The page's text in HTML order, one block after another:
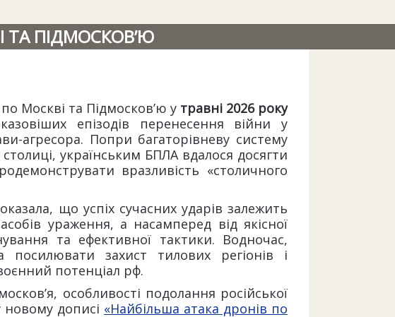
ТА ПІДМОСКОВ’Ю
Москві та Підмосков’ю у травні 2026 року
епізодів перенесення війни у
агресора. Попри багаторівневу систему
українським БПЛА вдалося досягти
вразливість «столичного
що успіх сучасних ударів залежить
ураження, а насамперед від якісної
та ефективної тактики. Водночас,
посилювати захист тилових регіонів і
потенціал рф.
особливості подолання російської
новому дописі «Найбільша атака дронів по